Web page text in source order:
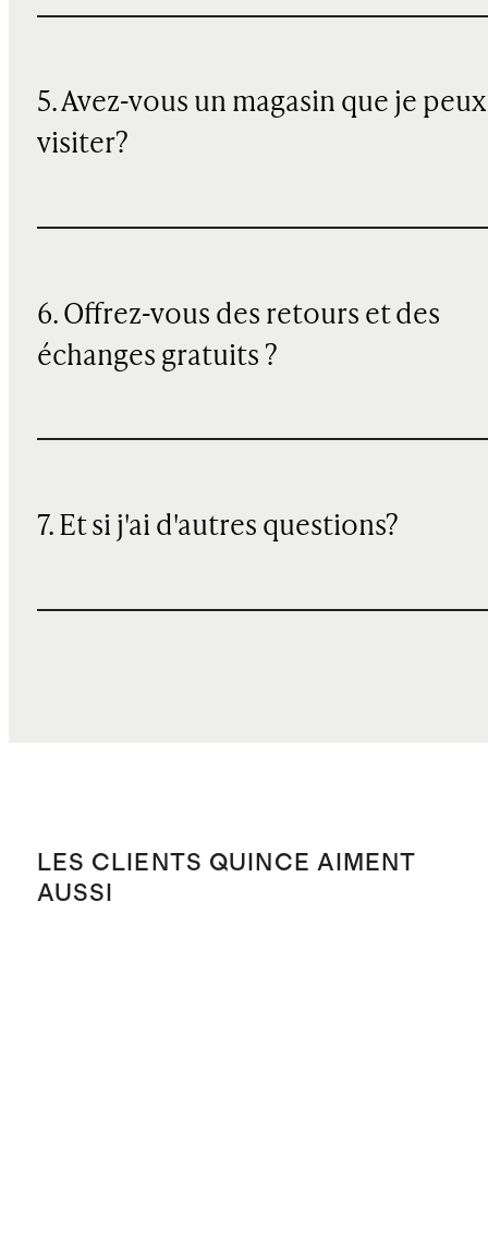
5. Avez-vous un magasin que je peux
visiter?
6. Offrez-vous des retours et des
échanges gratuits ?
7. Et si j'ai d'autres questions?
LES CLIENTS QUINCE AIMENT
AUSSI